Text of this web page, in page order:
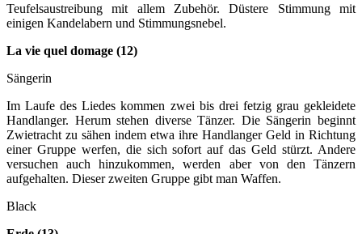
Teufelsaustreibung mit allem Zubehör. Düstere Stimmung mit
einigen Kandelabern und Stimmungsnebel.
La vie quel domage (12)
Sängerin
Im Laufe des Liedes kommen zwei bis drei fetzig grau gekleidete
Handlanger. Herum stehen diverse Tänzer. Die Sängerin beginnt
Zwietracht zu sähen indem etwa ihre Handlanger Geld in Richtung
einer Gruppe werfen, die sich sofort auf das Geld stürzt. Andere
versuchen auch hinzukommen, werden aber von den Tänzern
aufgehalten. Dieser zweiten Gruppe gibt man Waffen.
Black